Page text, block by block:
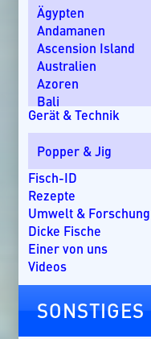
Ägypten
Andamanen
Ascension Island
Australien
Azoren
Bali
Bom Bom Island
Costa Rica
Dänemark
Dominikanische
Ebro-Delta
England
Florida
Griechenland
Guatemala
Kap Verde
Gerät & Technik
Popper & Jig
Fisch-ID
Rezepte
Umwelt & Forschung
Dicke Fische
Einer von uns
Videos
SONSTIGES